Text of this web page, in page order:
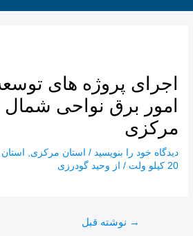
اجرای پروژه های
امور برق نواحی شمال
مرکزی
دیدگاه‌ خود را بنویسید / استان مرکزی,
20 کیلو ولت
/ از وحید گودرزی
→ نوشته قبل